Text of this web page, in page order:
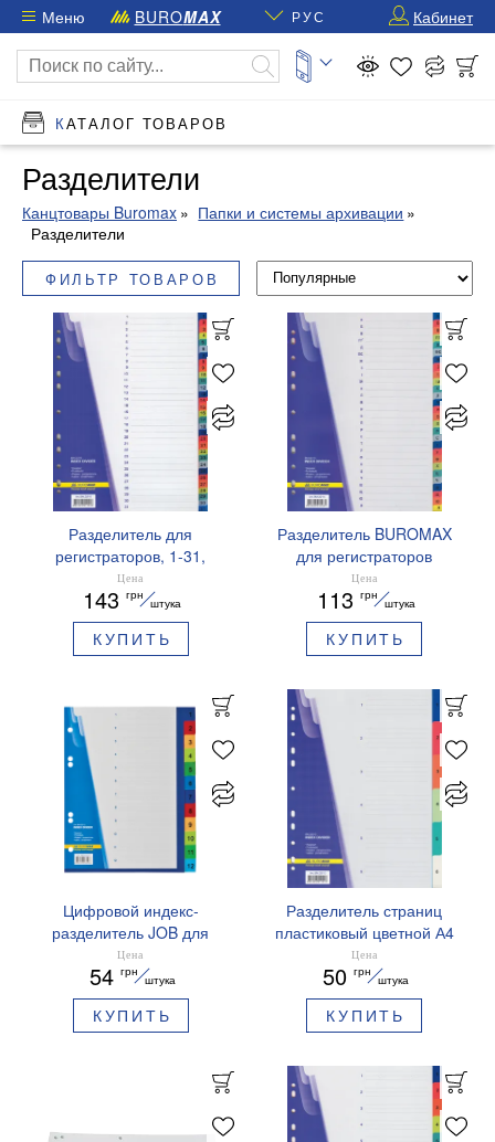
Меню BUROMAX РУС Кабинет
КАТАЛОГ ТОВАРОВ
Разделители
Канцтовары Buromax
Папки и системы архивации
Разделители
ФИЛЬТР ТОВАРОВ
Разделитель для
регистраторов, 1-31,
цифровой, цветной,
Buromax BM.3216
Цена
143 грн
штука
КУПИТЬ
Разделитель BUROMAX
для регистраторов
BM.3214
Цена
113 грн
штука
КУПИТЬ
Цифровой индекс-
разделитель JOB для
регистратора А5 12 поз
Buromax BM.3213
Цена
54 грн
штука
КУПИТЬ
Разделитель страниц
пластиковый цветной А4
Buromax BM.3210
Цена
50 грн
штука
КУПИТЬ